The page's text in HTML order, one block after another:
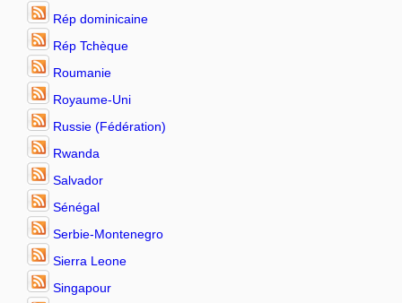
Rép dominicaine
Rép Tchèque
Roumanie
Royaume-Uni
Russie (Fédération)
Rwanda
Salvador
Sénégal
Serbie-Montenegro
Sierra Leone
Singapour